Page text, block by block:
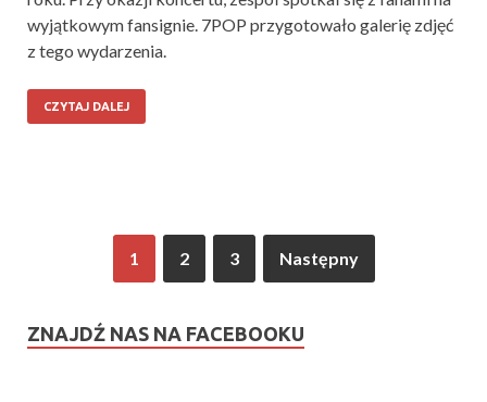
wyjątkowym fansignie. 7POP przygotowało galerię zdjęć
z tego wydarzenia.
CZYTAJ DALEJ
1 2 3 Następny
ZNAJDŹ NAS NA FACEBOOKU